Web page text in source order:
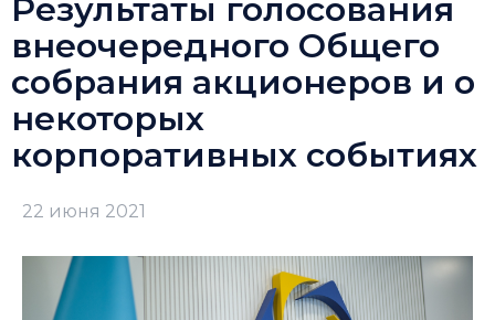
Результаты голосования
внеочередного Общего
собрания акционеров и о
некоторых
корпоративных событиях
22 июня 2021